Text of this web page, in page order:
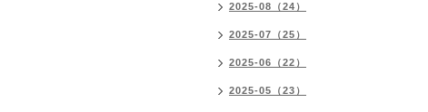
2025-08（24）
2025-07（25）
2025-06（22）
2025-05（23）